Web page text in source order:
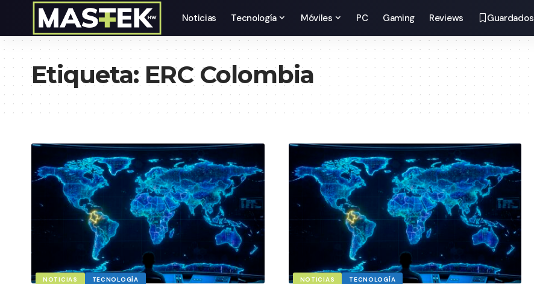
Noticias Tecnología Móviles PC Gaming Reviews Guardados
Etiqueta: ERC Colombia
NOTICIAS TECNOLOGÍA NOTICIAS TECNOLOGÍA